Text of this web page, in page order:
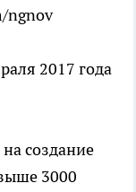
ngnov
2017 года
создание
3000